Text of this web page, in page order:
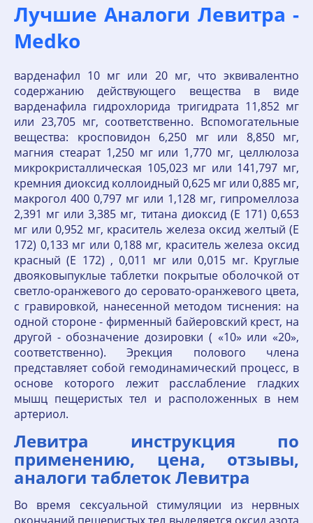
Лучшие Аналоги Левитра -
Medko
варденафил 10 мг или 20 мг, что эквивалентно
содержанию действующего вещества в виде
варденафила гидрохло­рида тригидрата 11,852 мг
или 23,705 мг, соответственно. Вспомогательные
вещества: кросповидон 6,250 мг или 8,850 мг,
магния стеарат 1,250 мг или 1,770 мг, целлюлоза
микрокристаллическая 105,023 мг или 141,797 мг,
кремния диок­сид коллоидный 0,625 мг или 0,885 мг,
макрогол 400 0,797 мг или 1,128 мг, гипромеллоза
2,391 мг или 3,385 мг, титана диоксид (Е 171) 0,653
мг или 0,952 мг, краситель железа ок­сид желтый (Е
172) 0,133 мг или 0,188 мг, краситель железа оксид
красный (Е 172) , 0,011 мг или 0,015 мг. Круглые
двояковыпуклые таблетки покрытые оболочкой от
светло-оранжевого до серова­то-оранжевого цвета,
с гравировкой, нанесенной методом тиснения: на
одной стороне - фирменный байеровский крест, на
другой - обозначение дозировки ( «10» или «20»,
соот­ветственно). Эрекция полового члена
представляет собой гемодинамический процесс, в
основе которо­го лежит расслабление гладких
мышц пещеристых тел и расположенных в нем
артериол.
Левитра инструкция по
применению, цена, отзывы,
аналоги таблеток Левитра
Во время сексуальной стимуляции из нервных